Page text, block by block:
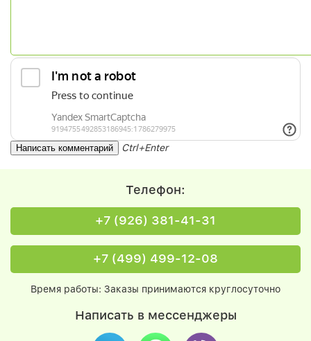
Ctrl+Enter
Телефон:
+7 (926) 381-41-31
+7 (499) 499-12-08
Время работы: Заказы принимаются круглосуточно
Написать в мессенджеры